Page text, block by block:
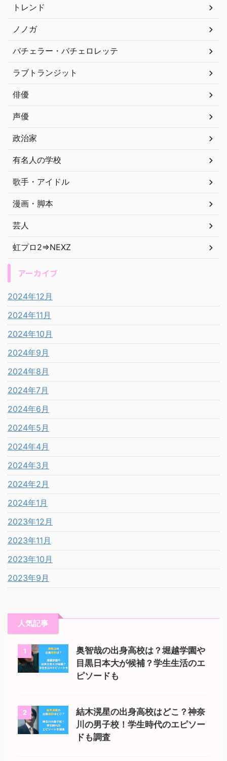
トレンド
ノノガ
バチェラー・バチェロレッテ
ラブトランジット
俳優
声優
政治家
有名人の学校
歌手・アイドル
漫画・脚本
芸人
虹プロ2⇒NEXZ
アーカイブ
2024年12月
2024年11月
2024年10月
2024年9月
2024年8月
2024年7月
2024年6月
2024年5月
2024年4月
2024年3月
2024年2月
2024年1月
2023年12月
2023年11月
2023年10月
2023年9月
人気記事
1
奥智哉の出身高校は？堀越学園や
目黒日本大が候補？学生生活のエ
ピソードも
2
結木滉星の出身高校はどこ？神奈
川の男子校！学生時代のエピソー
ドも調査